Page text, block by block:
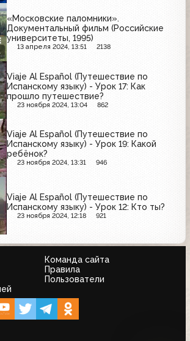
«Московские паломники».
Документальный фильм (Российские
университеты, 1995)
13 апреля 2024, 13:51 2138
Viaje Al Español (Путешествие по
Испанскому языку) - Урок 17: Как
прошло путешествие?
23 ноября 2024, 13:04 862
Viaje Al Español (Путешествие по
Испанскому языку) - Урок 19: Какой
ребёнок?
23 ноября 2024, 13:31 946
Viaje Al Español (Путешествие по
Испанскому языку) - Урок 12: Кто ты?
23 ноября 2024, 12:18 921
Команда сайта
Правила
Пользователи